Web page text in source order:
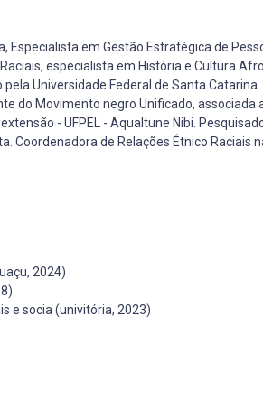
Especialista em Gestão Estratégica de
especialista em História e Cultura
Universidade Federal de Santa
do Movimento negro Unificado, associada
- UFPEL - Aqualtune Nibi.
Coordenadora de Relações Étnico Raciais
2024)
e socia (univitória, 2023)